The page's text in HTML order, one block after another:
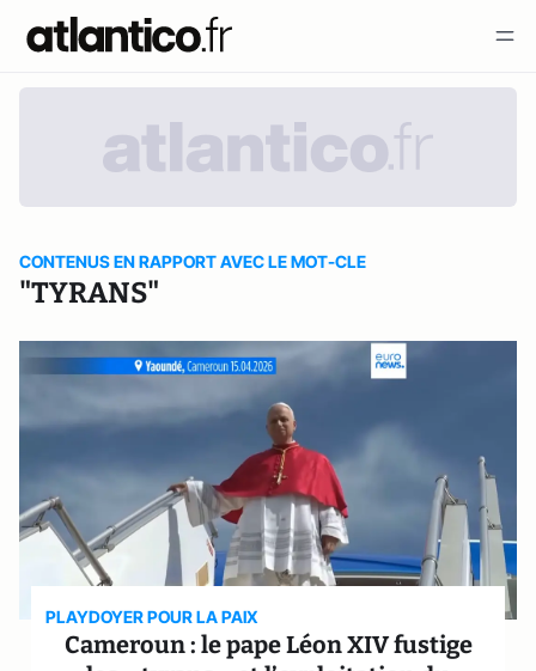
CONTENUS EN RAPPORT AVEC LE MOT-CLE
"TYRANS"
PLAYDOYER POUR LA PAIX
Cameroun : le pape Léon XIV fustige